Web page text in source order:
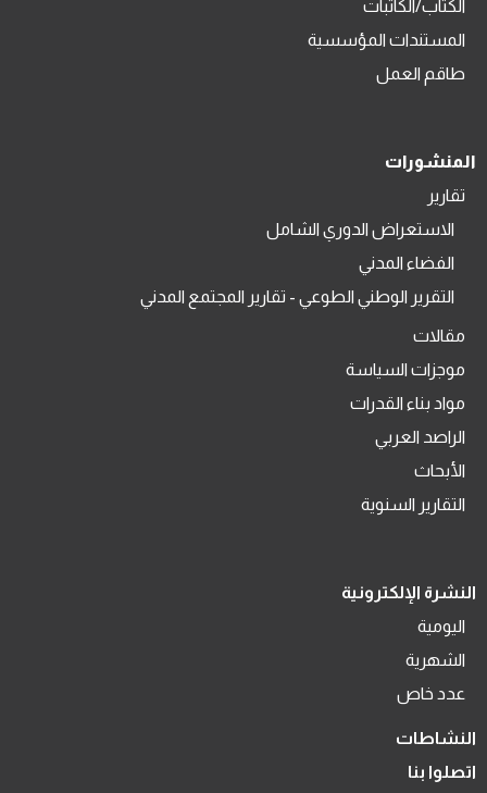
الكتّاب/الكاتبات
المستندات المؤسسية
طاقم العمل
المنشورات
تقارير
الاستعراض الدوري الشامل
الفضاء المدني
التقرير الوطني الطوعي - تقارير المجتمع المدني
مقالات
موجزات السياسة
مواد بناء القدرات
الراصد العربي
الأبحاث
التقارير السنوية
النشرة الإلكترونية
اليومية
الشهرية
عدد خاص
النشاطات
اتصلوا بنا